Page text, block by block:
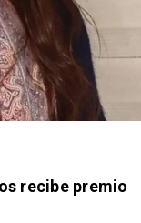
recibe premio